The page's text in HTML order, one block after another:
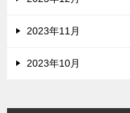
2023年11月
2023年10月